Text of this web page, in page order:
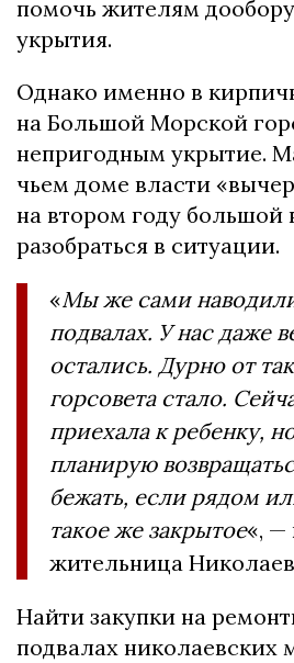
помочь жителям
укрытия.
Однако именно в
на Большой Морской
непригодным укрытие.
чьем доме власти
на втором году большой
разобраться в ситуации.
«Мы же сами
подвалах. У нас даже
остались. Дурно от
горсовета стало.
приехала к ребенку,
планирую
бежать, если рядом
такое же закрытое«, —
жительница
Найти закупки на
подвалах николаевских